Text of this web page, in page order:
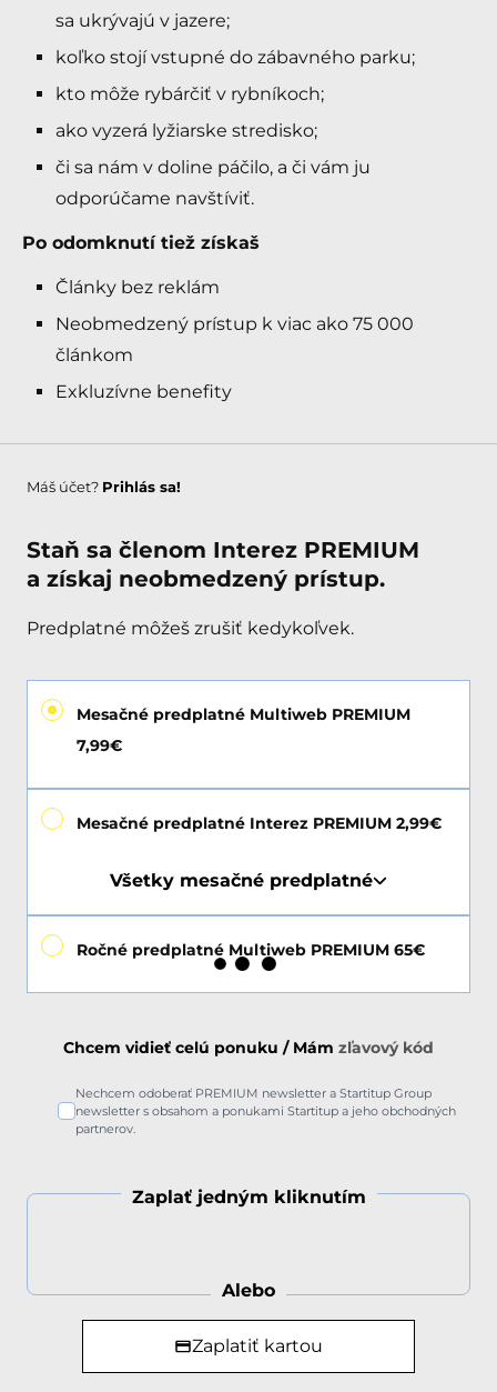
sa ukrývajú v jazere;
koľko stojí vstupné do zábavného parku;
kto môže rybárčiť v rybníkoch;
ako vyzerá lyžiarske stredisko;
či sa nám v doline páčilo, a či vám ju
odporúčame navštíviť.
Po odomknutí tiež získaš
Články bez reklám
Neobmedzený prístup k viac ako 75 000
článkom
Exkluzívne benefity
Máš účet? Prihlás sa!
Staň sa členom Interez PREMIUM
a získaj neobmedzený prístup.
Predplatné môžeš zrušiť kedykoľvek.
Mesačné predplatné Multiweb PREMIUM
7,99€
Mesačné predplatné Interez PREMIUM 2,99€
Všetky mesačné predplatné
Ročné predplatné Multiweb PREMIUM 65€
Chcem vidieť celú ponuku / Mám zľavový kód
Nechcem odoberať PREMIUM newsletter a Startitup Group
newsletter s obsahom a ponukami Startitup a jeho obchodných
partnerov.
Zaplať jedným kliknutím
Alebo
Zaplatiť kartou